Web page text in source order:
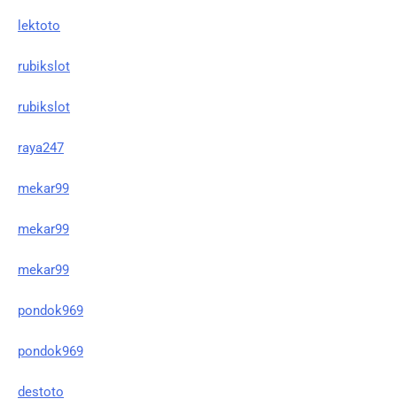
lektoto
rubikslot
rubikslot
raya247
mekar99
mekar99
mekar99
pondok969
pondok969
destoto